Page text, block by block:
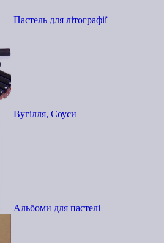
Пастель для літографії
Вугілля, Соуси
Альбоми для пастелі